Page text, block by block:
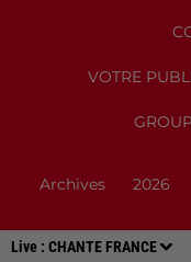
Live : CHANTE FRANCE
VOTRE
Archives 2026